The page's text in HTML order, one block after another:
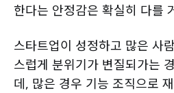
한다는 안정감은 확실히 다를
스타트업이 성정하고 많은 사
스럽게 분위기가 변질되가는
데, 많은 경우 기능 조직으로